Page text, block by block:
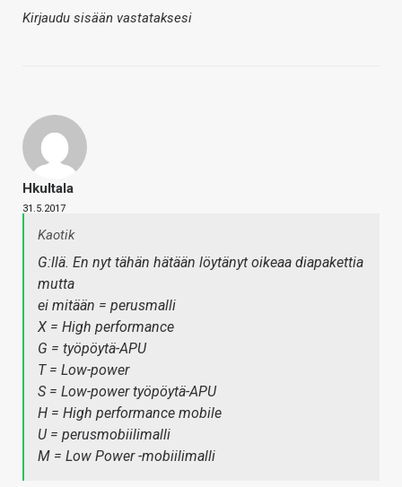
Kirjaudu sisään vastataksesi
Hkultala
31.5.2017
Kaotik
G:llä. En nyt tähän hätään löytänyt oikeaa diapakettia
mutta
ei mitään = perusmalli
X = High performance
G = työpöytä-APU
T = Low-power
S = Low-power työpöytä-APU
H = High performance mobile
U = perusmobiilimalli
M = Low Power -mobiilimalli